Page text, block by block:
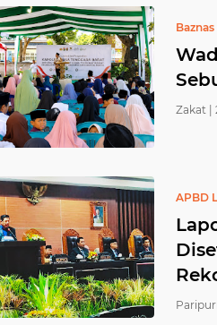
Zakat |
APBD